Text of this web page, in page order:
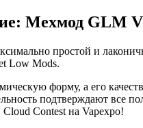
Мехмод GLM
простой и
Low Mods.
форму, а его
подтверждают все
Cloud Contest на Vapexpo!